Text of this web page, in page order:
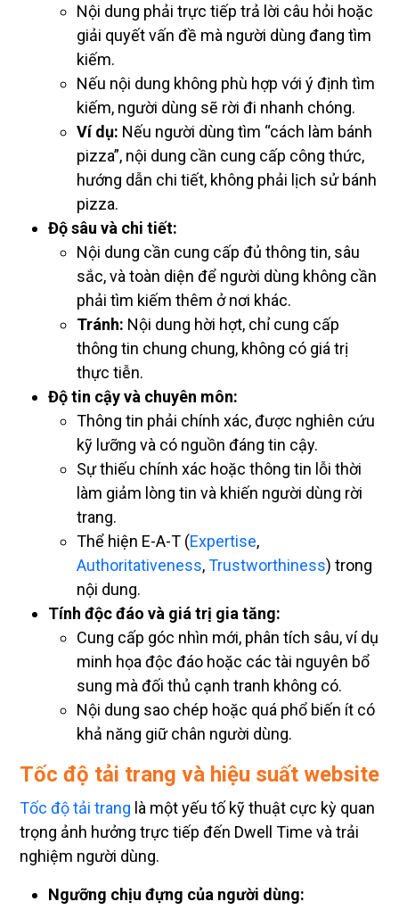
Nội dung phải trực tiếp trả lời câu hỏi hoặc
giải quyết vấn đề mà người dùng đang tìm
kiếm.
Nếu nội dung không phù hợp với ý định tìm
kiếm, người dùng sẽ rời đi nhanh chóng.
Ví dụ: Nếu người dùng tìm “cách làm bánh
pizza”, nội dung cần cung cấp công thức,
hướng dẫn chi tiết, không phải lịch sử bánh
pizza.
Độ sâu và chi tiết:
Nội dung cần cung cấp đủ thông tin, sâu
sắc, và toàn diện để người dùng không cần
phải tìm kiếm thêm ở nơi khác.
Tránh: Nội dung hời hợt, chỉ cung cấp
thông tin chung chung, không có giá trị
thực tiễn.
Độ tin cậy và chuyên môn:
Thông tin phải chính xác, được nghiên cứu
kỹ lưỡng và có nguồn đáng tin cậy.
Sự thiếu chính xác hoặc thông tin lỗi thời
làm giảm lòng tin và khiến người dùng rời
trang.
Thể hiện E-A-T (Expertise,
Authoritativeness,Trustworthiness) trong
nội dung.
Tính độc đáo và giá trị gia tăng:
Cung cấp góc nhìn mới, phân tích sâu, ví dụ
minh họa độc đáo hoặc các tài nguyên bổ
sung mà đối thủ cạnh tranh không có.
Nội dung sao chép hoặc quá phổ biến ít có
khả năng giữ chân người dùng.
Tốc độ tải trang và hiệu suất website
Tốc độ tải trang là một yếu tố kỹ thuật cực kỳ quan
trọng ảnh hưởng trực tiếp đến Dwell Time và trải
nghiệm người dùng.
Ngưỡng chịu đựng của người dùng: